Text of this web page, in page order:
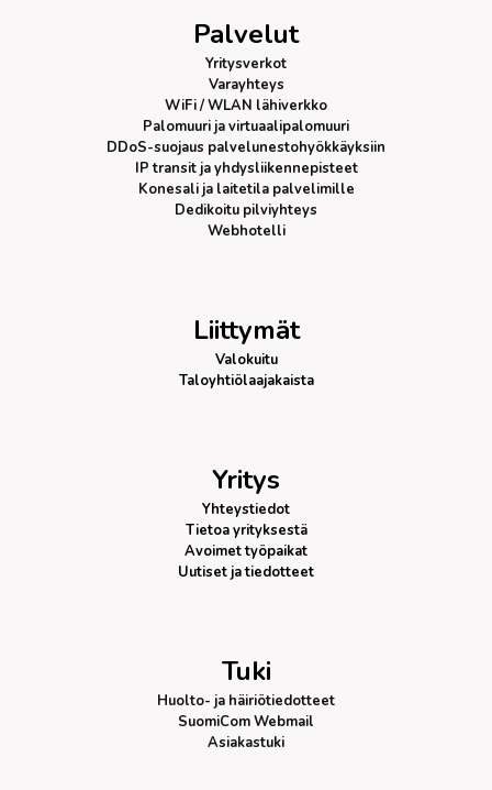
Palvelut
Yritysverkot
Varayhteys
WiFi / WLAN lähiverkko
Palomuuri ja virtuaalipalomuuri
DDoS-suojaus palvelunestohyökkäyksiin
IP transitja yhdysliikennepisteet
Konesali ja laitetila palvelimille
Dedikoitu pilviyhteys
Webhotelli
Liittymät
Valokuitu
Taloyhtiölaajakaista
Yritys
Yhteystiedot
Tietoa yrityksestä
Avoimet työpaikat
Uutiset ja tiedotteet
Tuki
Huolto- ja häiriötiedotteet
SuomiCom Webmail
Asiakastuki